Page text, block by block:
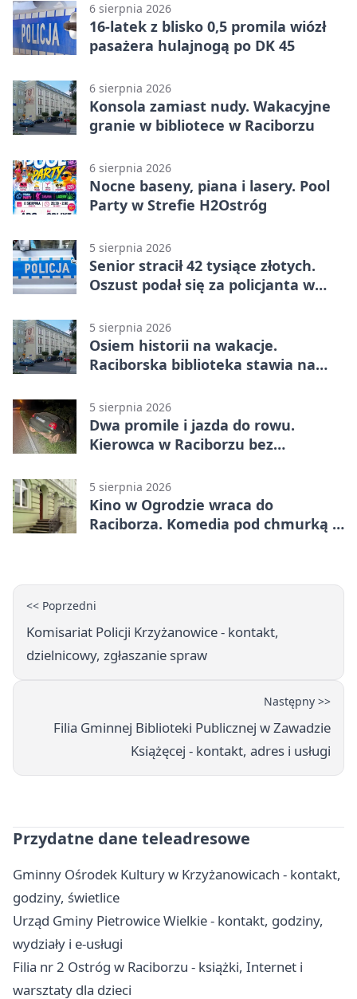
6 sierpnia 2026
16-latek z blisko 0,5 promila wiózł
pasażera hulajnogą po DK 45
6 sierpnia 2026
Konsola zamiast nudy. Wakacyjne
granie w bibliotece w Raciborzu
6 sierpnia 2026
Nocne baseny, piana i lasery. Pool
Party w Strefie H2Ostróg
5 sierpnia 2026
Senior stracił 42 tysiące złotych.
Oszust podał się za policjanta w
5 sierpnia 2026
Osiem historii na wakacje.
Raciborska biblioteka stawia na
5 sierpnia 2026
Dwa promile i jazda do rowu.
Kierowca w Raciborzu bez
5 sierpnia 2026
Kino w Ogrodzie wraca do
Raciborza. Komedia pod chmurką w
<< Poprzedni
Komisariat Policji Krzyżanowice - kontakt,
dzielnicowy, zgłaszanie spraw
Następny >>
Filia Gminnej Biblioteki Publicznej w Zawadzie
Książęcej - kontakt, adres i usługi
Przydatne dane teleadresowe
Gminny Ośrodek Kultury w Krzyżanowicach - kontakt,
godziny, świetlice
Urząd Gminy Pietrowice Wielkie - kontakt, godziny,
wydziały i e-usługi
Filia nr 2 Ostróg w Raciborzu - książki, Internet i
warsztaty dla dzieci